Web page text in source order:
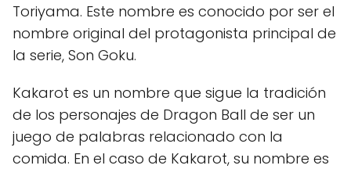
Toriyama. Este nombre es conocido por ser el
nombre original del protagonista principal de
la serie, Son Goku.
Kakarot es un nombre que sigue la tradición
de los personajes de Dragon Ball de ser un
juego de palabras relacionado con la
comida. En el caso de Kakarot, su nombre es